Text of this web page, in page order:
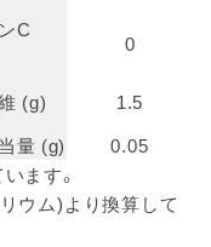
C
0
(g)
1.5
量 (g)
0.05
ます。
ウム)より換算して